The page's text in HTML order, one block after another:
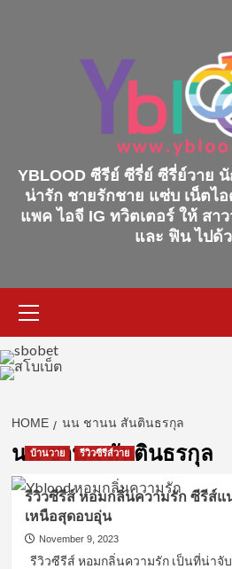
YBLOOD ซีรีย์ ซีรี่ย์ ซีรี่ย์วาย
น่ารัก ชายรักชาย แซ่บ เน็ตไ
แพค ไอจี IG ทวิตเตอร์ ให้ สา
และ ฟิน ไปด้
Menu
HOME นน ชานน สันตินธรกุล
นน ชานน สันตินธรกุล
บ้านวาย รีวิวซีรีส์วาย
รีวิวซีรีส์ หอมกลิ่นความรัก ซีรีส์แ
เหนือสุดอบอุ่น
November 9, 2023
รีวิวซีรีส์ หอมกลิ่นความรัก เป็นที่น่าจั